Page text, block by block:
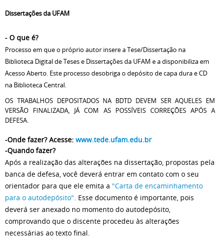
Dissertações da UFAM
- O que é?
Processo em que o próprio autor insere a Tese/Dissertação na
Biblioteca Digital de Teses e Dissertações da UFAM e a disponibiliza em
Acesso Aberto. Este processo desobriga o depósito de capa dura e CD
na Biblioteca Central.
OS TRABALHOS DEPOSITADOS NA BDTD DEVEM SER AQUELES EM
VERSÃO FINALIZADA, JÁ COM AS POSSÍVEIS CORREÇÕES APÓS A
DEFESA.
-Onde fazer? Acesse: www.tede.ufam.edu.br
-Quando fazer?
Após a realização das alterações na dissertação, propostas pela
banca de defesa, você deverá entrar em contato com o seu
orientador para que ele emita a "Carta de encaminhamento
para o autodepósito". Esse documento é importante, pois
deverá ser anexado no momento do autodepósito,
comprovando que o discente procedeu às alterações
necessárias ao texto final.